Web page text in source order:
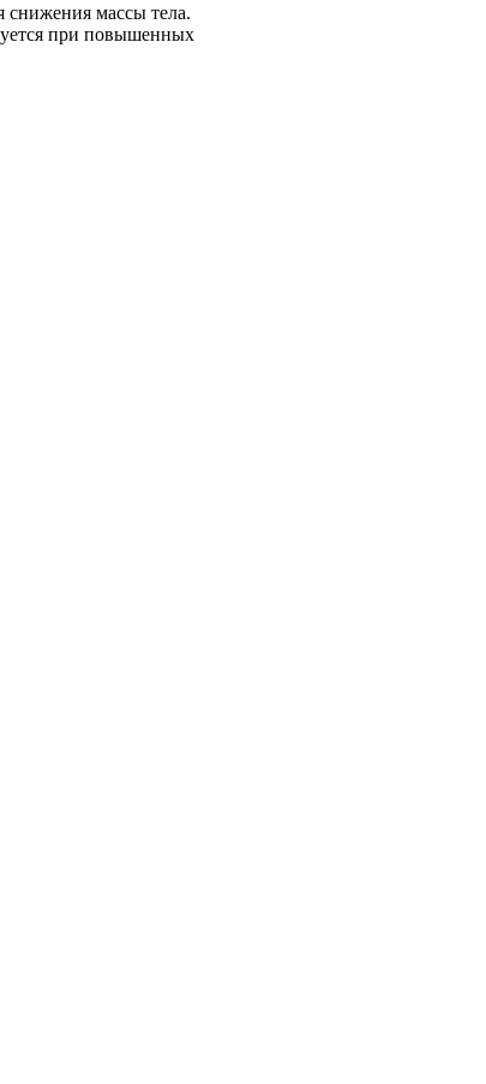
снижения массы тела.
при повышенных